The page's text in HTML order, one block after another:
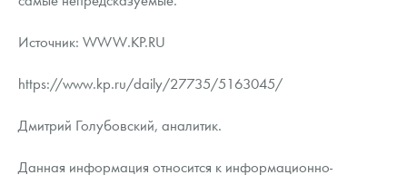
Источник: WWW.KP.RU
https://www.kp.ru/daily/27735/5163045/
Дмитрий Голубовский, аналитик.
Данная информация относится к информационно-